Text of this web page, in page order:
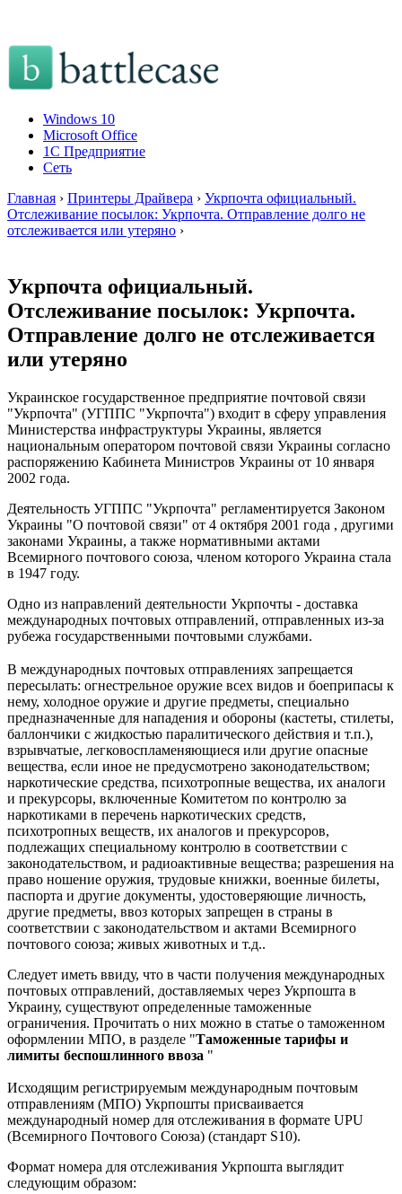
Windows 10
Microsoft Office
1C Предприятие
Сеть
Главная › Принтеры Драйвера › Укрпочта официальный.
Отслеживание посылок: Укрпочта. Отправление долго не
отслеживается или утеряно ›
Укрпочта официальный.
Отслеживание посылок: Укрпочта.
Отправление долго не отслеживается
или утеряно
Украинское государственное предприятие почтовой связи
"Укрпочта" (УГППС "Укрпочта") входит в сферу управления
Министерства инфраструктуры Украины, является
национальным оператором почтовой связи Украины согласно
распоряжению Кабинета Министров Украины от 10 января
2002 года.
Деятельность УГППС "Укрпочта" регламентируется Законом
Украины "О почтовой связи" от 4 октября 2001 года , другими
законами Украины, а также нормативными актами
Всемирного почтового союза, членом которого Украина стала
в 1947 году.
Одно из направлений деятельности Укрпочты - доставка
международных почтовых отправлений, отправленных из-за
рубежа государственными почтовыми службами.
В международных почтовых отправлениях запрещается
пересылать: огнестрельное оружие всех видов и боеприпасы к
нему, холодное оружие и другие предметы, специально
предназначенные для нападения и обороны (кастеты, стилеты,
баллончики с жидкостью паралитического действия и т.п.),
взрывчатые, легковоспламеняющиеся или другие опасные
вещества, если иное не предусмотрено законодательством;
наркотические средства, психотропные вещества, их аналоги
и прекурсоры, включенные Комитетом по контролю за
наркотиками в перечень наркотических средств,
психотропных веществ, их аналогов и прекурсоров,
подлежащих специальному контролю в соответствии с
законодательством, и радиоактивные вещества; разрешения на
право ношение оружия, трудовые книжки, военные билеты,
паспорта и другие документы, удостоверяющие личность,
другие предметы, ввоз которых запрещен в страны в
соответствии с законодательством и актами Всемирного
почтового союза; живых животных и т.д..
Следует иметь ввиду, что в части получения международных
почтовых отправлений, доставляемых через Укрпошта в
Украину, существуют определенные таможенные
ограничения. Прочитать о них можно в статье о таможенном
оформлении МПО, в разделе "Таможенные тарифы и
лимиты беспошлинного ввоза "
Исходящим регистрируемым международным почтовым
отправлениям (МПО) Укрпошты присваивается
международный номер для отслеживания в формате UPU
(Всемирного Почтового Союза) (стандарт S10).
Формат номера для отслеживания Укрпошта выглядит
следующим образом: